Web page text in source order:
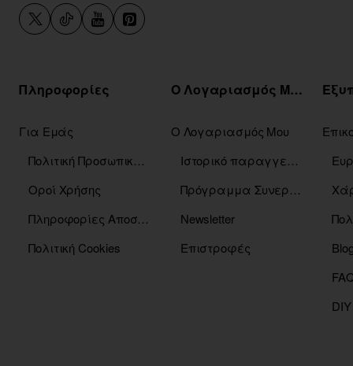
Πληροφορίες
Για Εμάς
Πολιτική Προσωπικών Δεδομένων
Οροί Χρήσης
Πληροφορίες Αποστόλης
Πολιτική Cookies
Ο Λογαριασμός Μου
Ο Λογαριασμός Μου
Ιστορικό παραγγελιών
Πρόγραμμα Συνεργατών
Newsletter
Επιστροφές